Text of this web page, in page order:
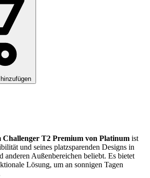
Challenger T2 Premium von Platinum ist
und seines platzsparenden Designs in
anderen Außenbereichen beliebt. Es bietet
Lösung, um an sonnigen Tagen